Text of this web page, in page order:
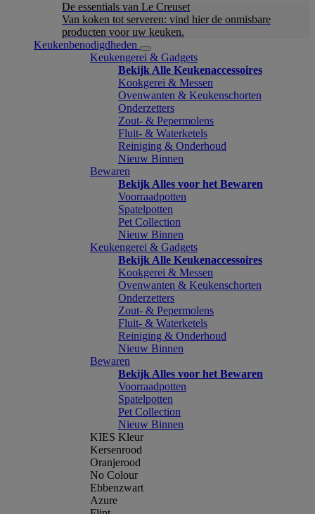
De essentials van Le Creuset
Van koken tot serveren: vind hier de onmisbare
producten voor uw keuken.
Keukenbenodigdheden
Keukengerei & Gadgets
Bekijk Alle Keukenaccessoires
Kookgerei & Messen
Ovenwanten & Keukenschorten
Onderzetters
Zout- & Pepermolens
Fluit- & Waterketels
Reiniging & Onderhoud
Nieuw Binnen
Bewaren
Bekijk Alles voor het Bewaren
Voorraadpotten
Spatelpotten
Pet Collection
Nieuw Binnen
Keukengerei & Gadgets
Bekijk Alle Keukenaccessoires
Kookgerei & Messen
Ovenwanten & Keukenschorten
Onderzetters
Zout- & Pepermolens
Fluit- & Waterketels
Reiniging & Onderhoud
Nieuw Binnen
Bewaren
Bekijk Alles voor het Bewaren
Voorraadpotten
Spatelpotten
Pet Collection
Nieuw Binnen
KIES Kleur
Kersenrood
Oranjerood
No Colour
Ebbenzwart
Azure